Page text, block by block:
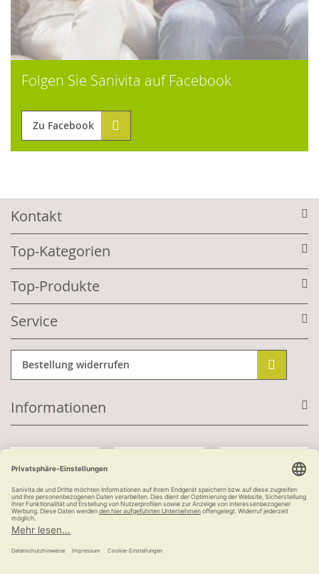
Folgen Sie Sanivita auf Facebook
Zu Facebook
Kontakt
Top-Kategorien
Top-Produkte
Service
Bestellung widerrufen
Informationen
Kauf auf Rechnung